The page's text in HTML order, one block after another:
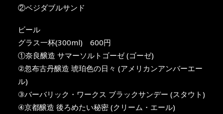
②ベジダブルサンド
ビール
グラス一杯(300ml) 600円
①奈良醸造 サマーソルトゴーゼ (ゴーゼ)
②忽布古丹醸造 琥珀色の日々 (アメリカンアンバーエー
ル)
③バーバリック・ワークス ブラックサンデー (スタウト)
④京都醸造 後ろめたい秘密 (クリーム・エール)